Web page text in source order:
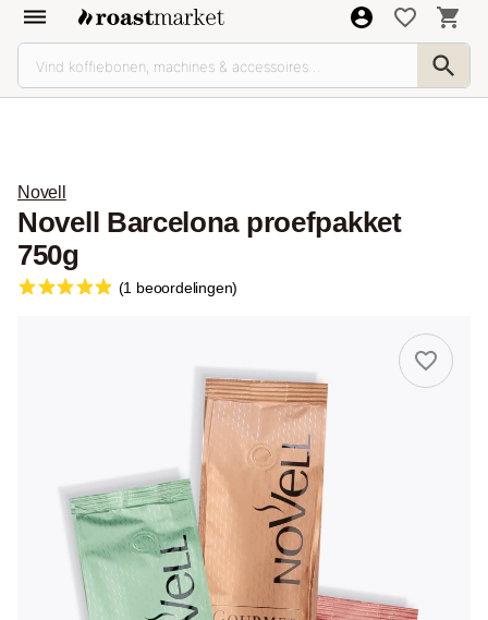
Novell
Novell Barcelona proefpakket
750g
(1 beoordelingen)